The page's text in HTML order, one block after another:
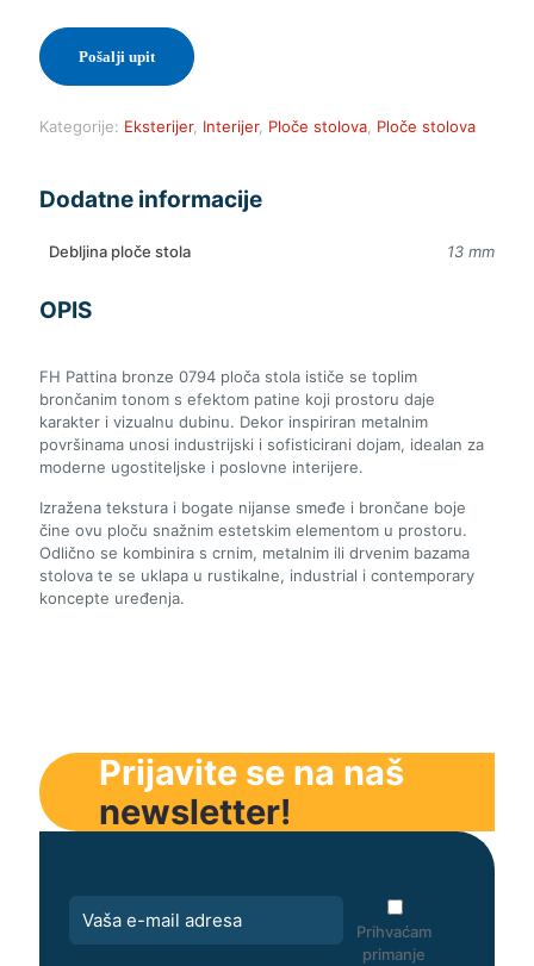
Pošalji upit
Kategorije: Eksterijer, Interijer, Ploče stolova, Ploče stolova
Dodatne informacije
Debljina ploče stola 13 mm
OPIS
FH Pattina bronze 0794 ploča stola ističe se toplim
brončanim tonom s efektom patine koji prostoru daje
karakter i vizualnu dubinu. Dekor inspiriran metalnim
površinama unosi industrijski i sofisticirani dojam, idealan za
moderne ugostiteljske i poslovne interijere.
Izražena tekstura i bogate nijanse smeđe i brončane boje
čine ovu ploču snažnim estetskim elementom u prostoru.
Odlično se kombinira s crnim, metalnim ili drvenim bazama
stolova te se uklapa u rustikalne, industrial i contemporary
koncepte uređenja.
Prijavite se na naš
newsletter!
Prihvaćam
primanje